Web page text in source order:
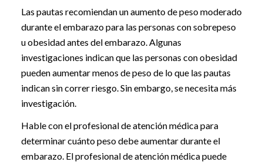
Las pautas recomiendan un aumento de peso moderado
durante el embarazo para las personas con sobrepeso
u obesidad antes del embarazo. Algunas
investigaciones indican que las personas con obesidad
pueden aumentar menos de peso de lo que las pautas
indican sin correr riesgo. Sin embargo, se necesita más
investigación.
Hable con el profesional de atención médica para
determinar cuánto peso debe aumentar durante el
embarazo. El profesional de atención médica puede